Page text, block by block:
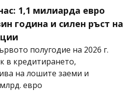
1,1 милиарда евро
година и силен ръст на
полугодие на 2026 г.
в кредитирането,
на лошите заеми и
евро